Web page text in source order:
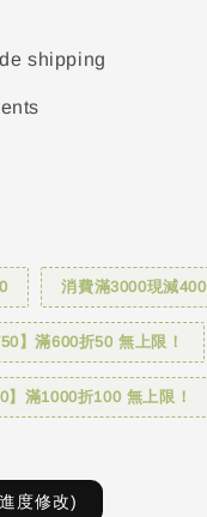
shipping
消費滿3000現減400
】滿600折50 無上限！
】滿1000折100 無上限！
度修改)